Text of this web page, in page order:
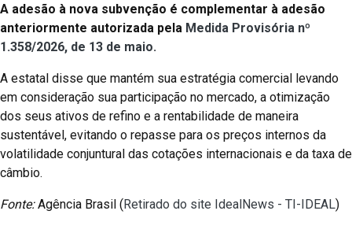
A adesão à nova subvenção é complementar à adesão
anteriormente autorizada pela Medida Provisória nº
1.358/2026, de 13 de maio.
A estatal disse que mantém sua estratégia comercial levando
em consideração sua participação no mercado, a otimização
dos seus ativos de refino e a rentabilidade de maneira
sustentável, evitando o repasse para os preços internos da
volatilidade conjuntural das cotações internacionais e da taxa de
câmbio.
Fonte:Agência Brasil (Retirado do site IdealNews - TI-IDEAL)